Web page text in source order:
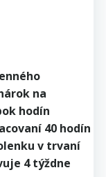
na
hodín
40 hodín
v trvaní
4 týždne